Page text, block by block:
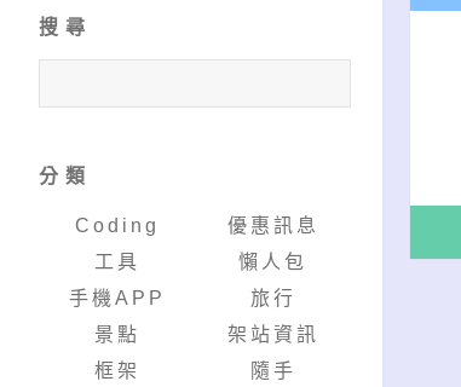
搜尋
分類
Coding
優惠訊息
工具
懶人包
手機APP
旅行
景點
架站資訊
框架
隨手